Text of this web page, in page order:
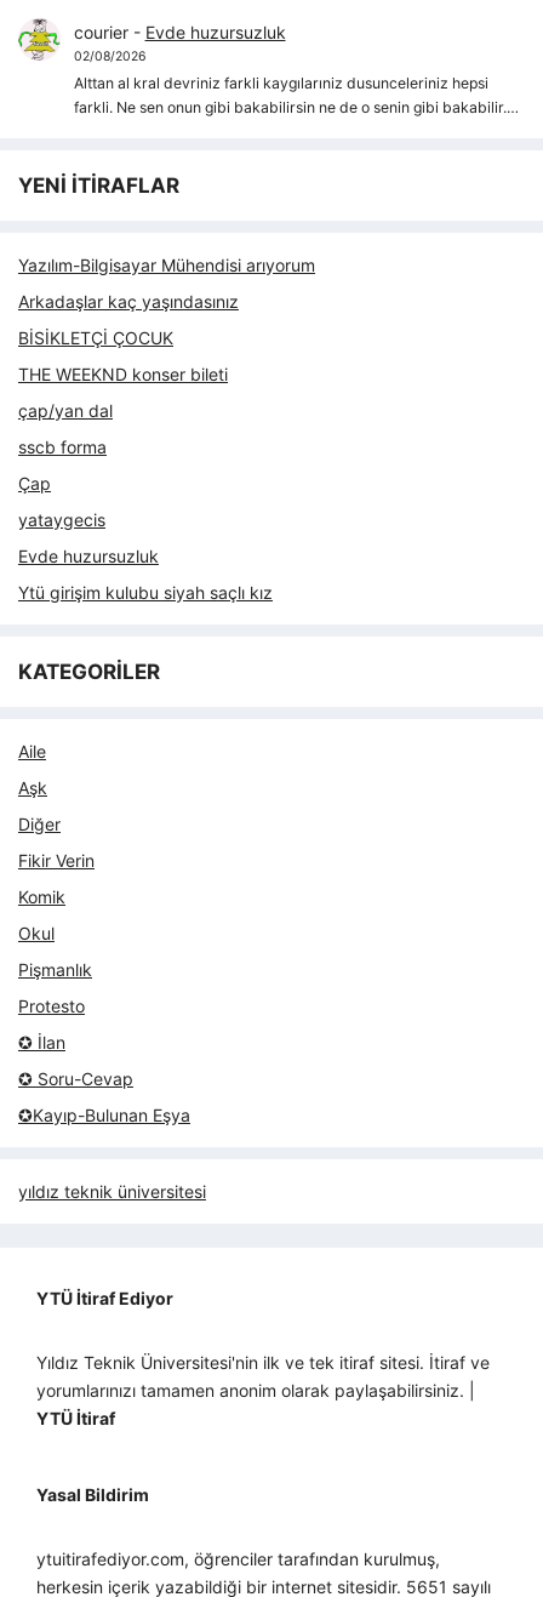
courier- Evde huzursuzluk
02/08/2026
Alttan al kral devriniz farkli kaygılarıniz dusunceleriniz hepsi
farkli. Ne sen onun gibi bakabilirsin ne de o senin gibi bakabilir.…
YENİ İTİRAFLAR
Yazılım-Bilgisayar Mühendisi arıyorum
Arkadaşlar kaç yaşındasınız
BİSİKLETÇİ ÇOCUK
THE WEEKND konser bileti
çap/yan dal
sscb forma
Çap
yataygecis
Evde huzursuzluk
Ytü girişim kulubu siyah saçlı kız
KATEGORİLER
Aile
Aşk
Diğer
Fikir Verin
Komik
Okul
Pişmanlık
Protesto
✪ İlan
✪ Soru-Cevap
✪Kayıp-Bulunan Eşya
yıldız teknik üniversitesi
YTÜ İtiraf Ediyor
Yıldız Teknik Üniversitesi'nin ilk ve tek itiraf sitesi. İtiraf ve
yorumlarınızı tamamen anonim olarak paylaşabilirsiniz. |
YTÜ İtiraf
Yasal Bildirim
ytuitirafediyor.com, öğrenciler tarafından kurulmuş,
herkesin içerik yazabildiği bir internet sitesidir. 5651 sayılı